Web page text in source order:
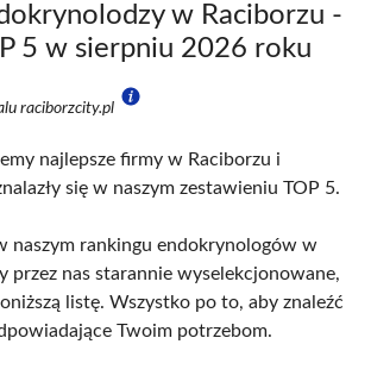
w Raciborzu -
5 w sierpniu 2026 roku
raciborzcity.pl
najlepsze firmy w Raciborzu i
się w naszym zestawieniu TOP 5.
naszym rankingu endokrynologów w
przez nas starannie wyselekcjonowane,
listę. Wszystko po to, aby znaleźć
Twoim potrzebom.